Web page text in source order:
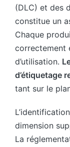
(DLC) et des
constitue un
Chaque
correctement
d’utilisation.
d’étiquetage
tant sur le
dimension
La